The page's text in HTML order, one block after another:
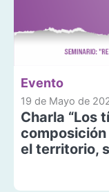
Evento
19 de Mayo de
Charla “Los
el territorio,